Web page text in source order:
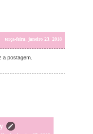
terça-feira, janeiro 23, 2018
a postagem.